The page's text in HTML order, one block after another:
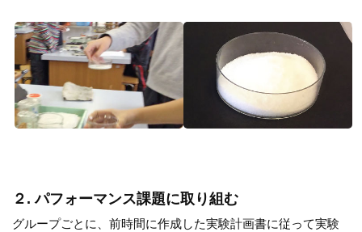
２. パフォーマンス課題に取り組む
グループごとに、前時間に作成した実験計画書に従って実験